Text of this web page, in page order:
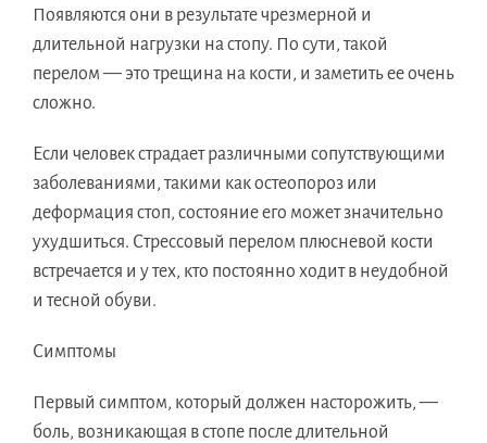
Появляются они в результате чрезмерной и
длительной нагрузки на стопу. По сути, такой
перелом — это трещина на кости, и заметить ее очень
сложно.
Если человек страдает различными сопутствующими
заболеваниями, такими как остеопороз или
деформация стоп, состояние его может значительно
ухудшиться. Стрессовый перелом плюсневой кости
встречается и у тех, кто постоянно ходит в неудобной
и тесной обуви.
Симптомы
Первый симптом, который должен насторожить, —
боль, возникающая в стопе после длительной